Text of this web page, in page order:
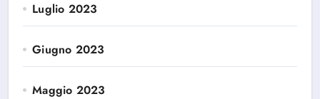
Luglio 2023
Giugno 2023
Maggio 2023